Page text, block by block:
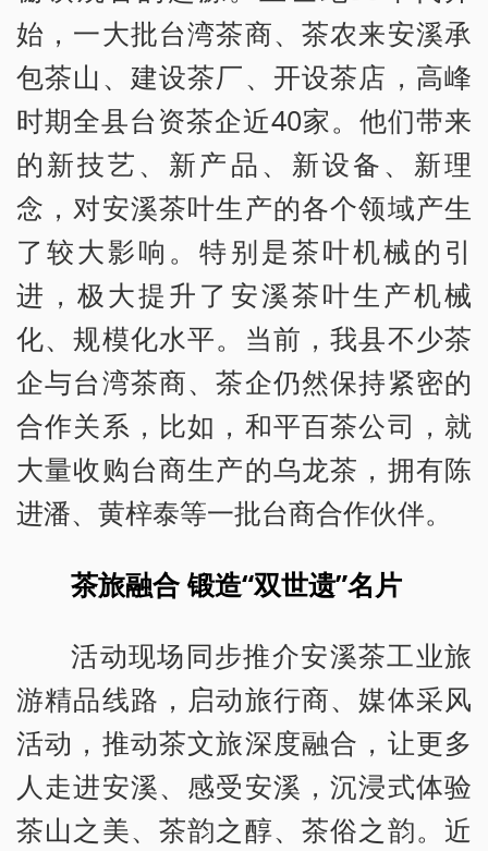
始，一大批台湾茶商、茶农来安溪承
包茶山、建设茶厂、开设茶店，高峰
时期全县台资茶企近40家。他们带来
的新技艺、新产品、新设备、新理
念，对安溪茶叶生产的各个领域产生
了较大影响。特别是茶叶机械的引
进，极大提升了安溪茶叶生产机械
化、规模化水平。当前，我县不少茶
企与台湾茶商、茶企仍然保持紧密的
合作关系，比如，和平百茶公司，就
大量收购台商生产的乌龙茶，拥有陈
进潘、黄梓泰等一批台商合作伙伴。
茶旅融合 锻造“双世遗”名片
活动现场同步推介安溪茶工业旅
游精品线路，启动旅行商、媒体采风
活动，推动茶文旅深度融合，让更多
人走进安溪、感受安溪，沉浸式体验
茶山之美、茶韵之醇、茶俗之韵。近